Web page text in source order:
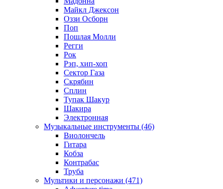
Майкл Джексон
Оззи Осборн
Поп
Пошлая Молли
Регги
Рок
Рэп, хип-хоп
Сектор Газа
Скрябин
Сплин
Тупак Шакур
Шакира
Электронная
Музыкальные инструменты (46)
Виолончель
Гитара
Кобза
Контрабас
Труба
Мультики и персонажи (471)